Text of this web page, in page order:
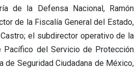
de la Defensa Nacional, Ramón
de la Fiscalía General del Estado,
el subdirector operativo de la
Pacífico del Servicio de Protección
de Seguridad Ciudadana de México,